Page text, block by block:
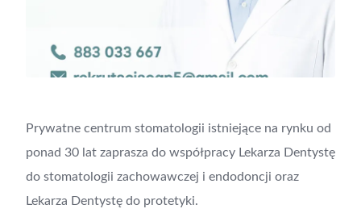
Prywatne centrum stomatologii istniejące na rynku od
ponad 30 lat zaprasza do współpracy Lekarza Dentystę
do stomatologii zachowawczej i endodoncji oraz
Lekarza Dentystę do protetyki.